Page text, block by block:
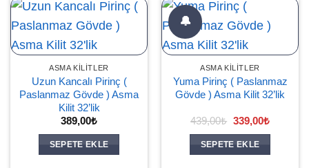
ASMA KILITLER
Uzun Kancalı Pirinç (
Paslanmaz Gövde ) Asma
Kilit 32’lik
389,00₺
SEPETE EKLE
🔔
ASMA KILITLER
Yuma Pirinç ( Paslanmaz
Gövde ) Asma Kilit 32’lik
439,00₺ Orijinal
fiyat:
439,00₺.
339,00₺Şu
SEPETE EKLE